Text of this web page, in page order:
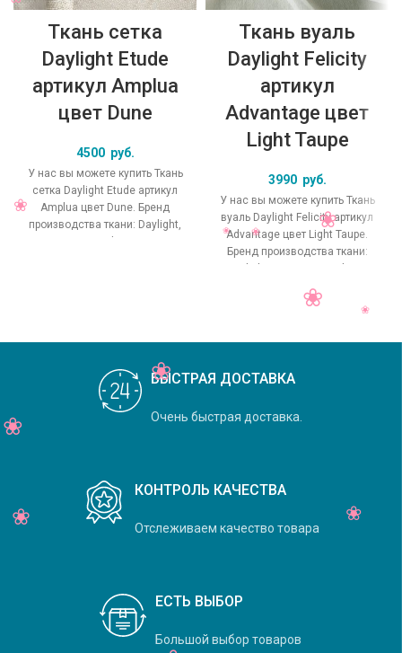
Ткань сетка
Daylight Etude
артикул Amplua
цвет Dune
4500 руб.
У нас вы можете купить Ткань
сетка Daylight Etude артикул
Amplua цвет Dune. Бренд
производства ткани: Daylight,
коллекция Etude, основной
Ткань вуаль
Daylight Felicity
артикул
Advantage цвет
Light Taupe
3990 руб.
У нас вы можете купить Ткань
вуаль Daylight Felicity артикул
Advantage цвет Light Taupe.
Бренд производства ткани:
Daylight, коллекция Felicity,
БЫСТРАЯ ДОСТАВКА
Очень быстрая доставка.
КОНТРОЛЬ КАЧЕСТВА
Отслеживаем качество товара
ЕСТЬ ВЫБОР
Большой выбор товаров